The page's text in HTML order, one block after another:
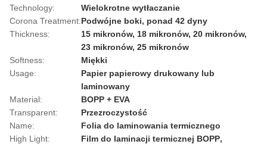
Technology:
Wielokrotne wytłaczanie
Corona Treatment:Podwójne boki, ponad 42 dyny
Thickness:
15 mikronów, 18 mikronów, 20 mikronów,
23 mikronów, 25 mikronów
Softness:
Miękki
Usage:
Papier papierowy drukowany lub
laminowany
Material:
BOPP + EVA
Transparent:
Przezroczystość
Name:
Folia do laminowania termicznego
High Light:
Film do laminacji termicznej BOPP,